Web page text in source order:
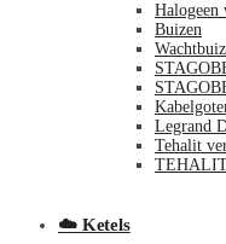
Halogeen
Buizen
Legrand
Tehalit
TEHALIT
☁️ Ketels